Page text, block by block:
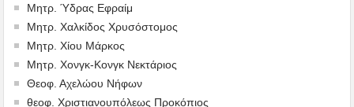
Μητρ. Ύδρας Εφραίμ
Μητρ. Χαλκίδος Χρυσόστομος
Μητρ. Χίου Μάρκος
Μητρ. Χονγκ-Κονγκ Νεκτάριος
Θεοφ. Αχελώου Νήφων
θεοφ. Χριστιανουπόλεως Προκόπιος